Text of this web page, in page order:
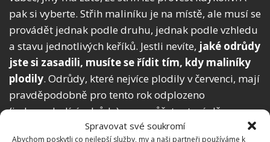
Spravovat své soukromí
Abychom poskytli co nejlepší služby, my a naši partneři používáme k
pak si vyberte. Střih maliníku je na místě, ale musí se
provádět jednak podle druhu, jednak podle vzhledu
a stavu jednotlivých keříků. Jestli nevíte, jaké odrůdy
jste si zasadili, musíte se řídit tím, kdy maliníky
plodily. Odrůdy, které nejvíce plodily v červenci, mají
pravděpodobně pro tento rok odplozeno
(jednouplodící odrůdy), a vy můžete staré dřevo
ostříhat na podzim (odstříhají se odplozené výhony).